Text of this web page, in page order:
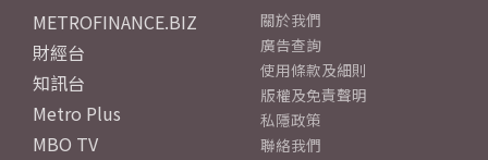
METROFINANCE.BIZ
財經台
知訊台
Metro Plus
MBO TV
關於我們
廣告查詢
使用條款及細則
版權及免責聲明
私隱政策
聯絡我們